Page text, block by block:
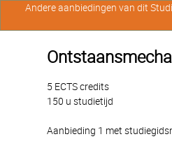
5 ECTS credits
150 u studietijd
Aanbieding 1 met
Andere aanbiedingen van dit